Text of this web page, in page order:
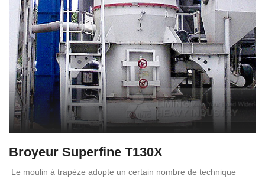
Broyeur Superfine T130X
Le moulin à trapèze adopte un certain nombre de technique